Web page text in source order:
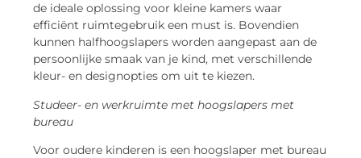
de ideale oplossing voor kleine kamers waar
efficiënt ruimtegebruik een must is. Bovendien
kunnen halfhoogslapers worden aangepast aan de
persoonlijke smaak van je kind, met verschillende
kleur- en designopties om uit te kiezen.
Studeer- en werkruimte met hoogslapers met
bureau
Voor oudere kinderen is een hoogslaper met bureau